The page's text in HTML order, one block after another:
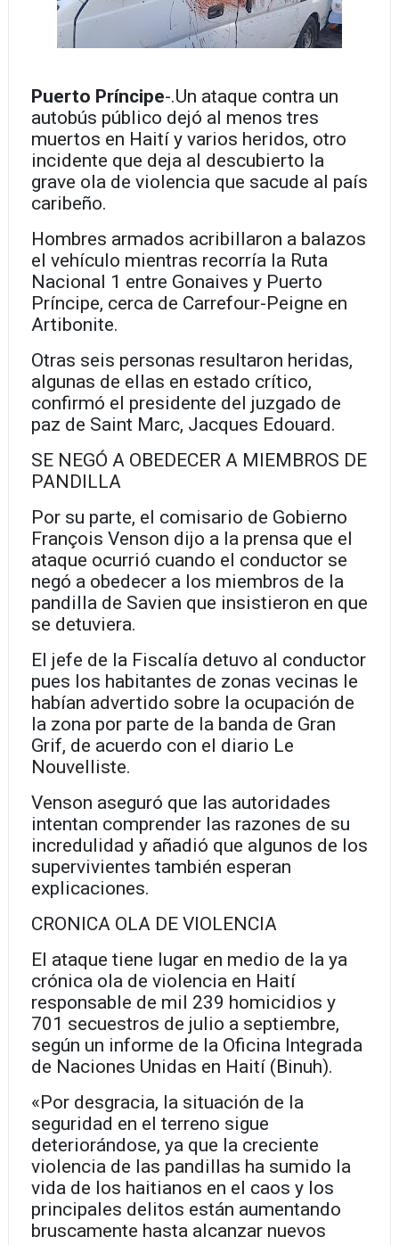
Puerto Príncipe-.Un ataque contra un
autobús público dejó al menos tres
muertos en Haití y varios heridos, otro
incidente que deja al descubierto la
grave ola de violencia que sacude al país
caribeño.
Hombres armados acribillaron a balazos
el vehículo mientras recorría la Ruta
Nacional 1 entre Gonaives y Puerto
Príncipe, cerca de Carrefour-Peigne en
Artibonite.
Otras seis personas resultaron heridas,
algunas de ellas en estado crítico,
confirmó el presidente del juzgado de
paz de Saint Marc, Jacques Edouard.
SE NEGÓ A OBEDECER A MIEMBROS DE
PANDILLA
Por su parte, el comisario de Gobierno
François Venson dijo a la prensa que el
ataque ocurrió cuando el conductor se
negó a obedecer a los miembros de la
pandilla de Savien que insistieron en que
se detuviera.
El jefe de la Fiscalía detuvo al conductor
pues los habitantes de zonas vecinas le
habían advertido sobre la ocupación de
la zona por parte de la banda de Gran
Grif, de acuerdo con el diario Le
Nouvelliste.
Venson aseguró que las autoridades
intentan comprender las razones de su
incredulidad y añadió que algunos de los
supervivientes también esperan
explicaciones.
CRONICA OLA DE VIOLENCIA
El ataque tiene lugar en medio de la ya
crónica ola de violencia en Haití
responsable de mil 239 homicidios y
701 secuestros de julio a septiembre,
según un informe de la Oficina Integrada
de Naciones Unidas en Haití (Binuh).
«Por desgracia, la situación de la
seguridad en el terreno sigue
deteriorándose, ya que la creciente
violencia de las pandillas ha sumido la
vida de los haitianos en el caos y los
principales delitos están aumentando
bruscamente hasta alcanzar nuevos